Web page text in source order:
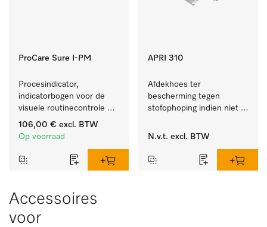
ProCare Sure I-PM
Procesindicator,
indicatorbogen voor de
visuele routinecontrole
tijdens het reinigings- en
desinfectieproces.
106,00 € excl. BTW
Op voorraad
APRI 310
Afdekhoes ter
bescherming tegen
stofophoping indien niet
N.v.t. excl. BTW
Accessoires
voor